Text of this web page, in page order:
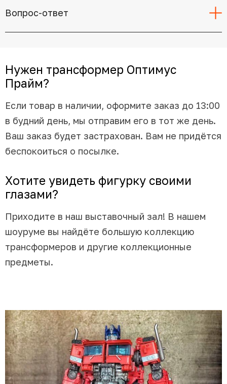
Вопрос-ответ
Нужен трансформер Оптимус
Прайм?
Если товар в наличии, оформите заказ до 13:00
в будний день, мы отправим его в тот же день.
Ваш заказ будет застрахован. Вам не придётся
беспокоиться о посылке.
Хотите увидеть фигурку своими
глазами?
Приходите в наш выставочный зал! В нашем
шоуруме вы найдёте большую коллекцию
трансформеров и другие коллекционные
предметы.